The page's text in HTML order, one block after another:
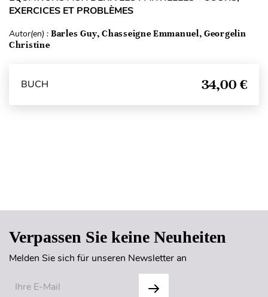
EXERCICES ET PROBLÈMES
Autor(en) : Barles Guy, Chasseigne Emmanuel, Georgelin
Christine
BUCH 34,00 €
Verpassen Sie keine Neuheiten
Melden Sie sich für unseren Newsletter an